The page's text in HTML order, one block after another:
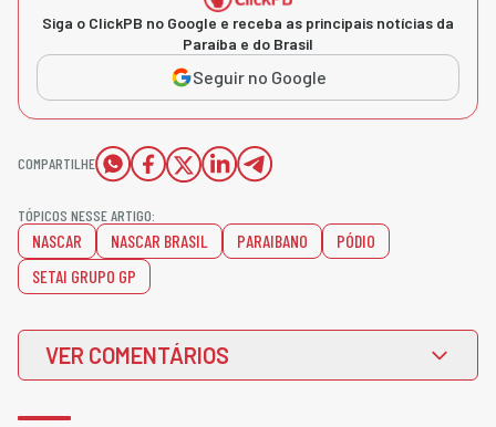
Siga o ClickPB no Google e receba as principais notícias da
Paraíba e do Brasil
Seguir no Google
COMPARTILHE
TÓPICOS NESSE ARTIGO:
NASCAR NASCAR BRASIL PARAIBANO
PÓDIO
SETAI GRUPO GP
VER COMENTÁRIOS